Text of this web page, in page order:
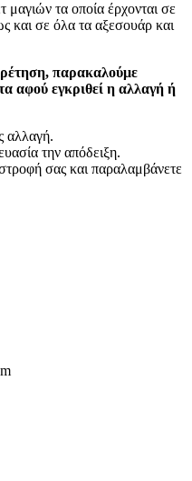
τα οποία έρχονται σε
και σε όλα τα αξεσουάρ και
παρακαλούμε
αφού εγκριθεί η αλλαγή ή
αλλαγή.
την απόδειξη.
σας και παραλαμβάνετε